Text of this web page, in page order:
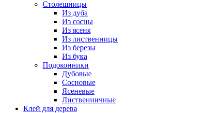
Столешницы
Из дуба
Из сосны
Из ясеня
Из лиственницы
Из березы
Из бука
Подоконники
Дубовые
Сосновые
Ясеневые
Лиственничные
Клей для дерева